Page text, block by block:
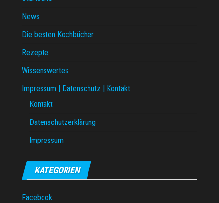
News
Die besten Kochbücher
Rezepte
Wissenswertes
Impressum | Datenschutz | Kontakt
Kontakt
Datenschutzerklärung
Impressum
KATEGORIEN
Facebook